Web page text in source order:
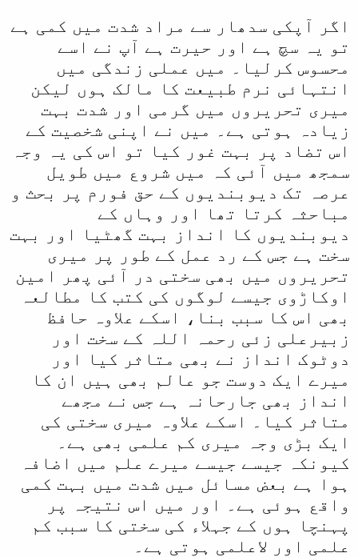
اور خضرحیات بھائی کی طرح مجھے بھی
اشارہ کرنے کی ضرورت نہیں پڑے گی )
اگر آپکی سدھار سے مراد شدت میں کمی ہے
تو یہ سچ ہے اور حیرت ہے آپ نے اسے
محسوس کرلیا۔ میں عملی زندگی میں
انتہائی نرم طبیعت کا مالک ہوں لیکن
میری تحریروں میں گرمی اور شدت بہت
زیادہ ہوتی ہے۔ میں نے اپنی شخصیت کے
اس تضاد پر بہت غور کیا تو اس کی یہ وجہ
سمجھ میں آئی کہ میں شروع میں طویل
عرصہ تک دیوبندیوں کے حق فورم پر بحث و
مباحثہ کرتا تھا اور وہاں کے
دیوبندیوں کا انداز بہت گھٹیا اور بہت
سخت ہے جس کے رد عمل کے طور پر میری
تحریروں میں بھی سختی در آئی پھر امین
اوکاڑوی جیسے لوگوں کی کتب کا مطالعہ
بھی اس کا سبب بنا، اسکے علاوہ حافظ
زبیرعلی زئی رحمہ اللہ کے سخت اور
دوٹوک انداز نے بھی متاثر کیا اور
میرے ایک دوست جو عالم بھی ہیں ان کا
انداز بھی جارحانہ ہے جس نے مجھے
متاثر کیا۔ اسکے علاوہ میری سختی کی
ایک بڑی وجہ میری کم علمی بھی ہے۔
کیونکہ جیسے جیسے میرے علم میں اضافہ
ہوا ہے بعض مسائل میں شدت میں بہت کمی
واقع ہوئی ہے۔ اور میں اس نتیجہ پر
پہنچا ہوں کے جہلاء کی سختی کا سبب کم
علمی اور لاعلمی ہوتی ہے۔